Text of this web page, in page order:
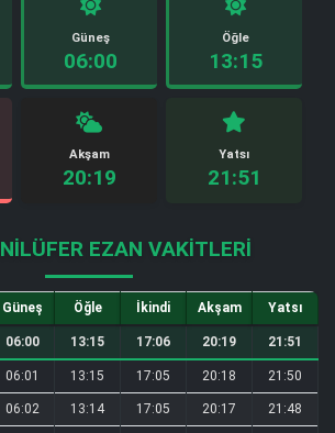
Güneş
06:00
Öğle
13:15
Akşam
20:19
Yatsı
21:51
EZAN VAKITLERI
Güneş Öğle İkindi Akşam Yatsı
06:00 13:15 17:06 20:19 21:51
06:01 13:15 17:05 20:18 21:50
06:02 13:14 17:05 20:17 21:48